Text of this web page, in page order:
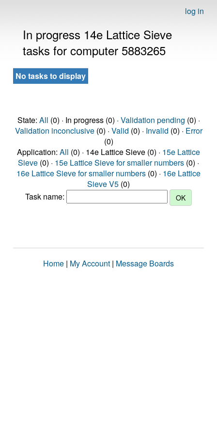
log in
In progress 14e Lattice Sieve
tasks for computer 5883265
No tasks to display
State: All (0) · In progress (0) · Validation pending (0) ·
Validation inconclusive(0) · Valid (0) · Invalid (0) · Error
(0)
Application: All (0) · 14e Lattice Sieve (0) · 15e Lattice
Sieve (0) · 15e Lattice Sieve for smaller numbers (0) ·
16e Lattice Sieve for smaller numbers (0) · 16e Lattice
Sieve V5 (0)
Task name:
Home | My Account | Message Boards